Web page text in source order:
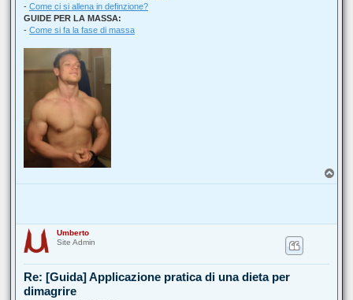
- Come ci si allena in definzione?
GUIDE PER LA MASSA:
- Come si fa la fase di massa
o
Umberto
Site Admin
Re: [Guida] Applicazione pratica di una dieta per
dimagrire